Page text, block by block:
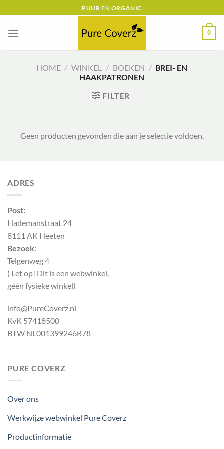
naar
inhoud
PUUR EN ORGANIC
0
HOME / WINKEL / BOEKEN / BREI- EN
HAAKPATRONEN
FILTER
Geen producten gevonden die aan je selectie voldoen.
ADRES
Post:
Hademanstraat 24
8111 AK Heeten
Bezoek:
Telgenweg 4
( Let op! Dit is een webwinkel,
géén fysieke winkel)
info@PureCoverz.nl
KvK 57418500
BTW NL001399246B78
PURE COVERZ
Over ons
Werkwijze webwinkel Pure Coverz
Productinformatie